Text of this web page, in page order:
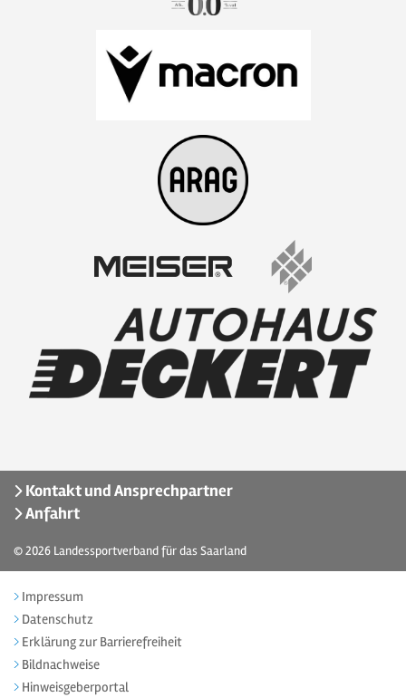
Kontakt und Ansprechpartner
Anfahrt
© 2026 Landessportverband für das Saarland
Impressum
Datenschutz
Erklärung zur Barrierefreiheit
Bildnachweise
Hinweisgeberportal